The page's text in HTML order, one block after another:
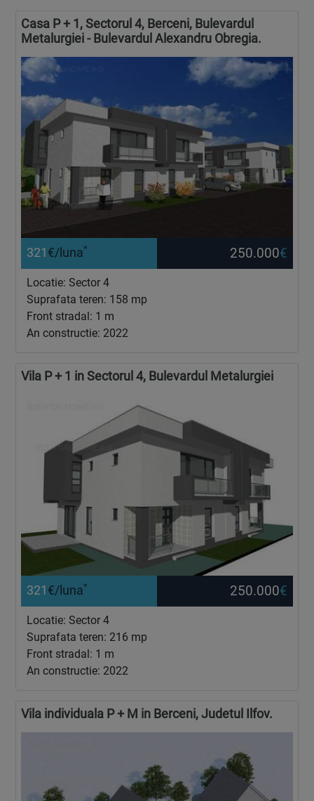
Casa P + 1, Sectorul 4, Berceni, Bulevardul
Metalurgiei - Bulevardul Alexandru Obregia.
321 €/luna* 250.000€
Locatie: Sector 4
Suprafata teren: 158 mp
Front stradal: 1 m
An constructie: 2022
Vila P + 1 in Sectorul 4, Bulevardul Metalurgiei
321 €/luna* 250.000€
Locatie: Sector 4
Suprafata teren: 216 mp
Front stradal: 1 m
An constructie: 2022
Vila individuala P + M in Berceni, Judetul Ilfov.